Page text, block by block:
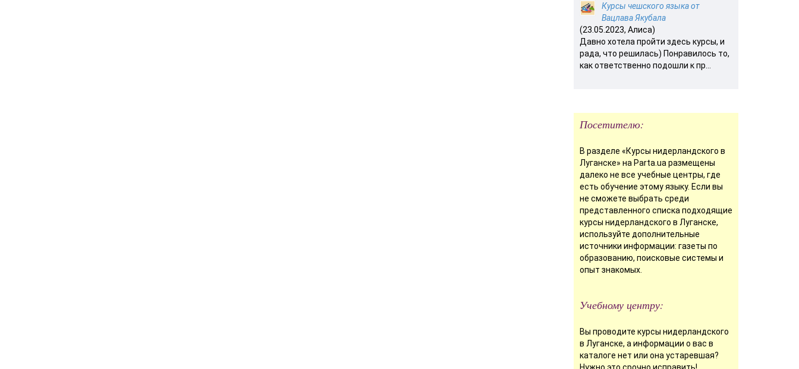
Курсы чешского языка от
Вацлава Якубала
(23.05.2023, Алиса)
Давно хотела пройти здесь курсы, и
рада, что решилась) Понравилось то,
как ответственно подошли к пр...
Посетителю:
В разделе «Курсы нидерландского в
Луганске» на Parta.ua размещены
далеко не все учебные центры, где
есть обучение этому языку. Если вы
не сможете выбрать среди
представленного списка подходящие
курсы нидерландского в Луганске,
используйте дополнительные
источники информации: газеты по
образованию, поисковые системы и
опыт знакомых.
Учебному центру:
Вы проводите курсы нидерландского
в Луганске, а информации о вас в
каталоге нет или она устаревшая?